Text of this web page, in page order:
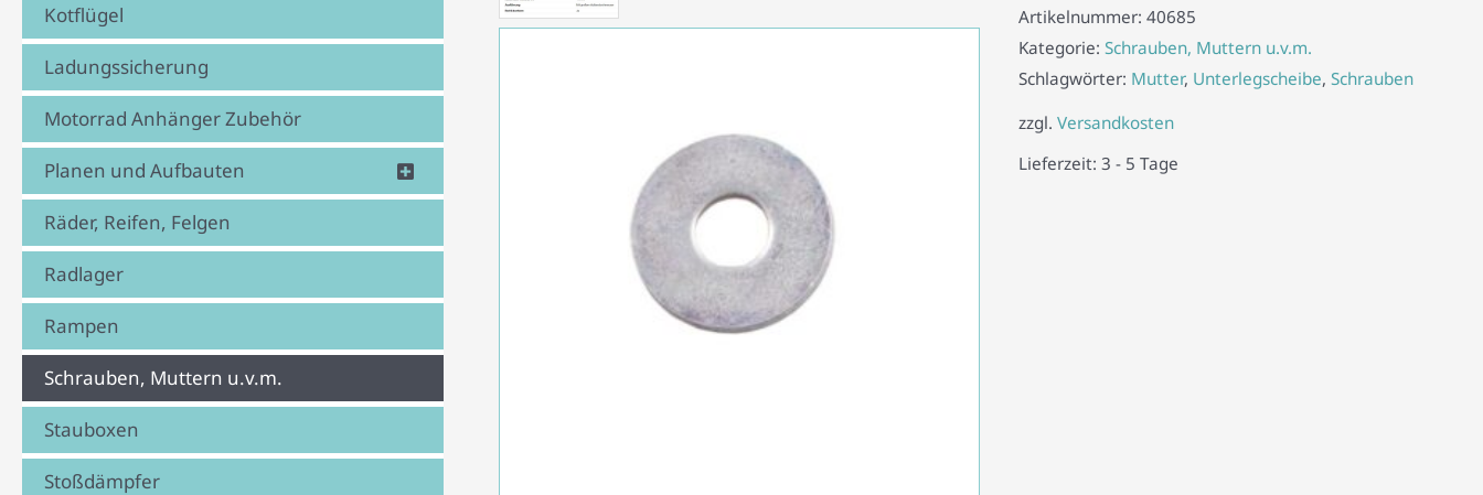
Kotflügel
Ladungssicherung
Motorrad Anhänger Zubehör
Planen und Aufbauten
Räder, Reifen, Felgen
Radlager
Rampen
Schrauben, Muttern u.v.m.
Stauboxen
Stoßdämpfer
Artikelnummer: 40685
Kategorie: Schrauben, Muttern u.v.m.
Schlagwörter: Mutter, Unterlegscheibe, Schrauben
zzgl. Versandkosten
Lieferzeit: 3 - 5 Tage